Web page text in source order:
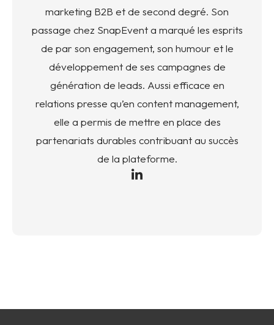
marketing B2B et de second degré. Son
passage chez SnapEvent a marqué les esprits
de par son engagement, son humour et le
développement de ses campagnes de
génération de leads. Aussi efficace en
relations presse qu’en content management,
elle a permis de mettre en place des
partenariats durables contribuant au succès
de la plateforme.